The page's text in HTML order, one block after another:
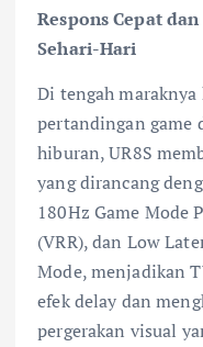
Respons Cepat
Sehari-Hari
Di tengah
pertandingan game
hiburan, UR8S
yang dirancang
180Hz Game Mode
(VRR), dan Low
Mode, menjadikan
efek delay dan
pergerakan visual